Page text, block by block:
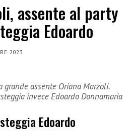
assente al party
Edoardo
2023
grande assente Oriana Marzoli.
invece Edoardo Donnamaria
Edoardo